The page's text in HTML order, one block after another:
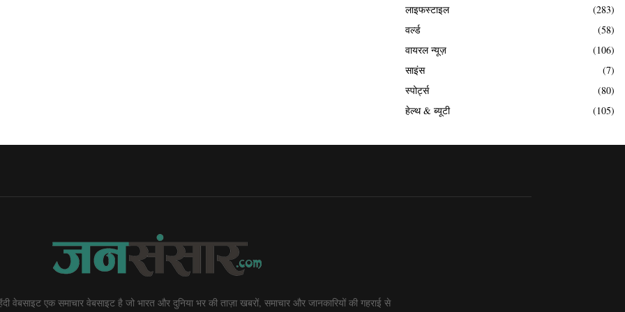
लाइफस्टाइल
(283)
वर्ल्ड
(58)
वायरल न्यूज़
(106)
साइंस
(7)
स्पोर्ट्स
(80)
हेल्थ & ब्यूटी
(105)
वेबसाइट एक समाचार वेबसाइट है जो भारत और दुनिया भर की ताज़ा खबरों, समाचार और जानकारियों की गहराई से